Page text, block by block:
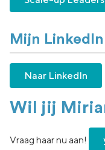
Mijn LinkedIn
Naar LinkedIn
Wil jij
Vraag haar nu aan!